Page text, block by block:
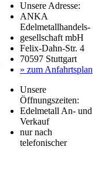
Unsere Adresse:
ANKA
Edelmetallhandels-
gesellschaft mbH
Felix-Dahn-Str. 4
70597 Stuttgart
» zum Anfahrtsplan
Unsere
Öffnungszeiten:
Edelmetall An- und
Verkauf
nur nach
telefonischer